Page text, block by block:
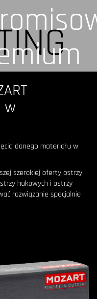
w
danego materiału w
szerokiej oferty ostrzy
hakowych i ostrzy
rozwiązanie specjalnie